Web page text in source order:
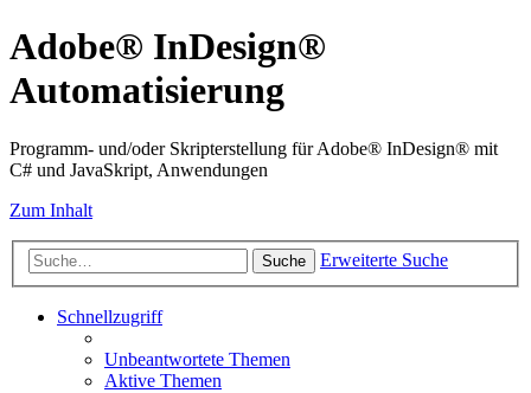
Adobe® InDesign®
Automatisierung
Programm- und/oder Skripterstellung für Adobe® InDesign® mit
C# und JavaSkript, Anwendungen
Zum Inhalt
Suche Erweiterte Suche
Schnellzugriff
Unbeantwortete Themen
Aktive Themen